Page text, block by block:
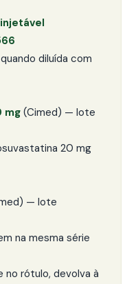
diluída com
mg (Cimed) — lote
20 mg
— lote
na mesma série
no rótulo, devolva à